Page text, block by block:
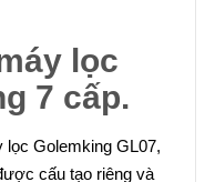
lọc
7 cấp.
lọc Golemking GL07,
cấu tạo riêng và